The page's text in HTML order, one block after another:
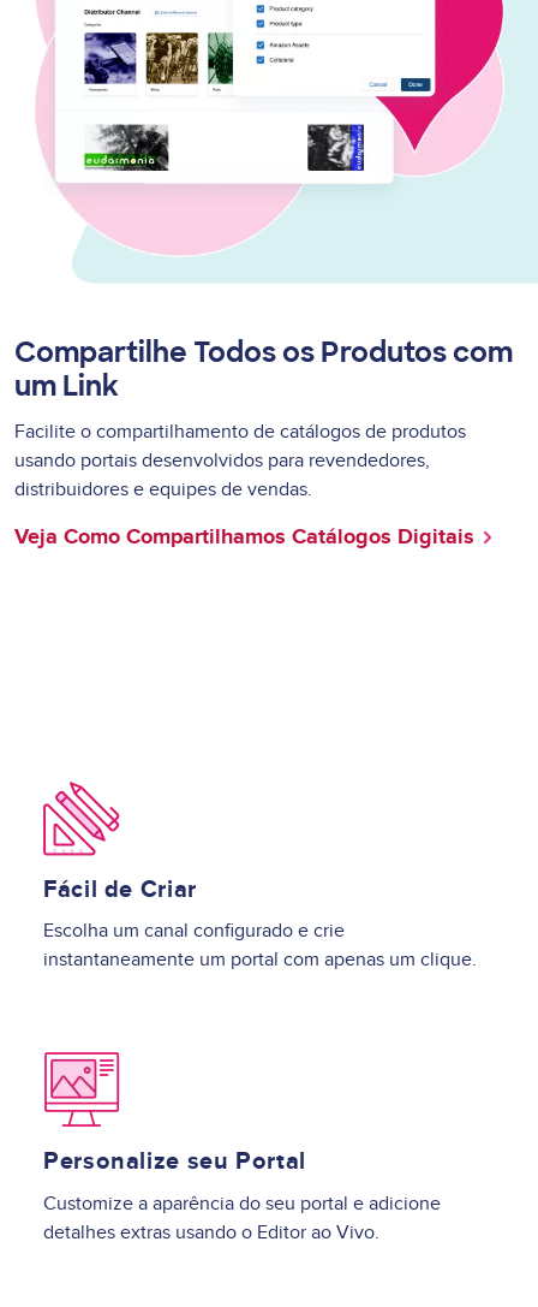
Compartilhe Todos os Produtos com
um Link
Facilite o compartilhamento de catálogos de produtos
usando portais desenvolvidos para revendedores,
distribuidores e equipes de vendas.
Veja Como Compartilhamos Catálogos Digitais
Image
Fácil de Criar
Escolha um canal configurado e crie
instantaneamente um portal com apenas um clique.
Image
Personalize seu Portal
Customize a aparência do seu portal e adicione
detalhes extras usando o Editor ao Vivo.